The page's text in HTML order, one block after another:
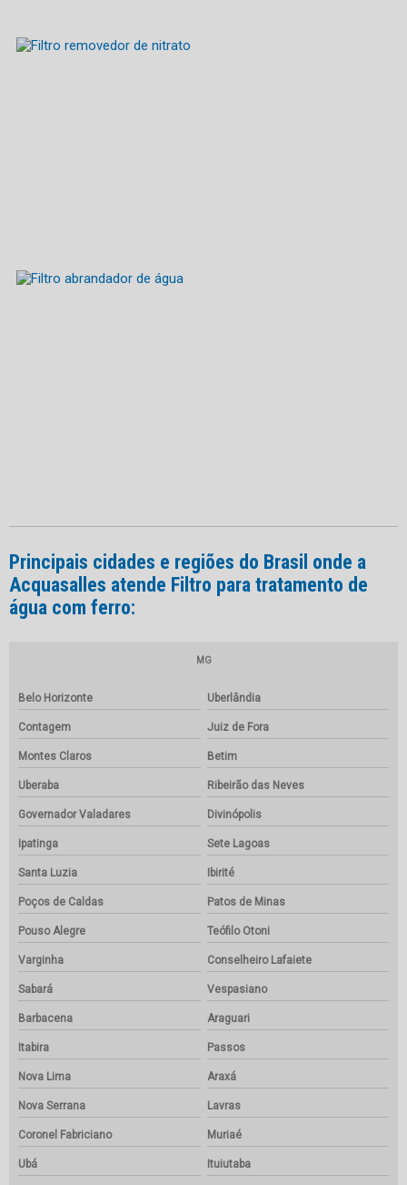
Principais cidades e regiões do Brasil onde a
Acquasalles atende Filtro para tratamento de
água com ferro:
MG
Belo Horizonte Uberlândia
Contagem Juiz de Fora
Montes Claros Betim
Uberaba Ribeirão das Neves
Governador Valadares Divinópolis
Ipatinga Sete Lagoas
Santa Luzia Ibirité
Poços de Caldas Patos de Minas
Pouso Alegre Teófilo Otoni
Varginha Conselheiro Lafaiete
Sabará Vespasiano
Barbacena Araguari
Itabira Passos
Nova Lima Araxá
Nova Serrana Lavras
Coronel Fabriciano Muriaé
Ubá Ituiutaba